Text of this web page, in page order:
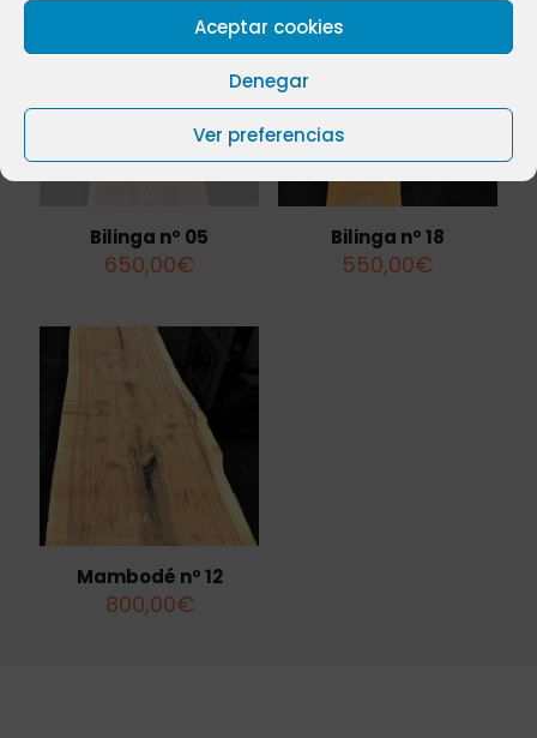
Aceptar cookies
Denegar
Ver preferencias
out
Bilinga nº 05
650,00€
Bilinga nº 18
550,00€
Mambodé nº 12
800,00€